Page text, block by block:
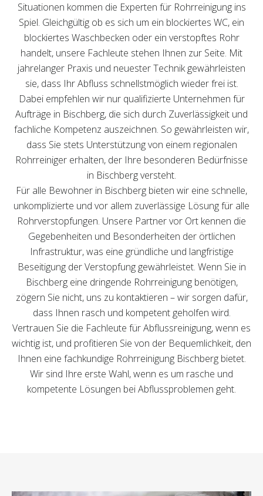
Situationen kommen die Experten für Rohrreinigung ins
Spiel. Gleichgültig ob es sich um ein blockiertes WC, ein
blockiertes Waschbecken oder ein verstopftes Rohr
handelt, unsere Fachleute stehen Ihnen zur Seite. Mit
jahrelanger Praxis und neuester Technik gewährleisten
sie, dass Ihr Abfluss schnellstmöglich wieder frei ist.
Dabei empfehlen wir nur qualifizierte Unternehmen für
Aufträge in Bischberg, die sich durch Zuverlässigkeit und
fachliche Kompetenz auszeichnen. So gewährleisten wir,
dass Sie stets Unterstützung von einem regionalen
Rohrreiniger erhalten, der Ihre besonderen Bedürfnisse
in Bischberg versteht.
Für alle Bewohner in Bischberg bieten wir eine schnelle,
unkomplizierte und vor allem zuverlässige Lösung für alle
Rohrverstopfungen. Unsere Partner vor Ort kennen die
Gegebenheiten und Besonderheiten der örtlichen
Infrastruktur, was eine gründliche und langfristige
Beseitigung der Verstopfung gewährleistet. Wenn Sie in
Bischberg eine dringende Rohrreinigung benötigen,
zögern Sie nicht, uns zu kontaktieren – wir sorgen dafür,
dass Ihnen rasch und kompetent geholfen wird.
Vertrauen Sie die Fachleute für Abflussreinigung, wenn es
wichtig ist, und profitieren Sie von der Bequemlichkeit, den
Ihnen eine fachkundige Rohrreinigung Bischberg bietet.
Wir sind Ihre erste Wahl, wenn es um rasche und
kompetente Lösungen bei Abflussproblemen geht.